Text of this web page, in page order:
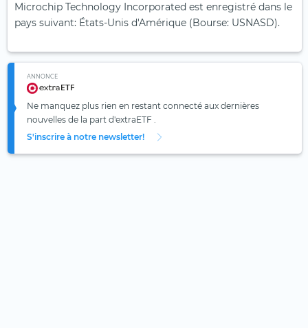
Microchip Technology Incorporated est enregistré dans le
pays suivant: États-Unis d'Amérique (Bourse: USNASD).
ANNONCE
Ne manquez plus rien en restant connecté aux dernières
nouvelles de la part d'extraETF .
S'inscrire à notre newsletter!